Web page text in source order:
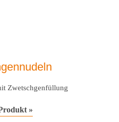
Zwetschgenfüllung
»